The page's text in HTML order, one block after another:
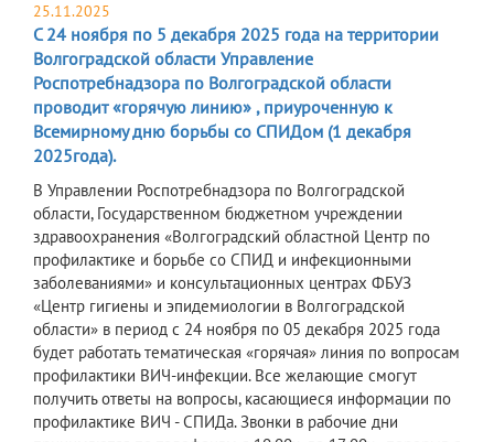
25.11.2025
С 24 ноября по 5 декабря 2025 года на территории
Волгоградской области Управление
Роспотребнадзора по Волгоградской области
проводит «горячую линию» , приуроченную к
Всемирному дню борьбы со СПИДом (1 декабря
2025года).
В Управлении Роспотребнадзора по Волгоградской
области, Государственном бюджетном учреждении
здравоохранения «Волгоградский областной Центр по
профилактике и борьбе со СПИД и инфекционными
заболеваниями» и консультационных центрах ФБУЗ
«Центр гигиены и эпидемиологии в Волгоградской
области» в период с 24 ноября по 05 декабря 2025 года
будет работать тематическая «горячая» линия по вопросам
профилактики ВИЧ-инфекции. Все желающие смогут
получить ответы на вопросы, касающиеся информации по
профилактике ВИЧ - СПИДа. Звонки в рабочие дни